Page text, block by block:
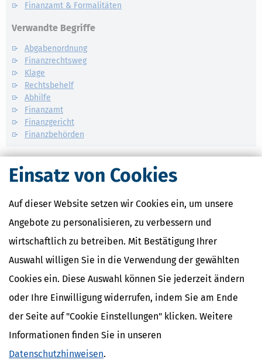
Einsatz von Cookies
Auf dieser Website setzen wir Cookies ein, um unsere
Angebote zu personalisieren, zu verbessern und
wirtschaftlich zu betreiben. Mit Bestätigung Ihrer
Auswahl willigen Sie in die Verwendung der gewählten
Cookies ein. Diese Auswahl können Sie jederzeit ändern
oder Ihre Einwilligung widerrufen, indem Sie am Ende
der Seite auf "Cookie Einstellungen" klicken. Weitere
Informationen finden Sie in unseren
Datenschutzhinweisen.
Finanzamt & Formalitäten
Verwandte Begriffe
Abgabenordnung
Finanzrechtsweg
Klage
Rechtsbehelf
Abhilfe
Finanzamt
Finanzgericht
Finanzbehörden
Kostenlose Steuertipps & News
Steuertipps